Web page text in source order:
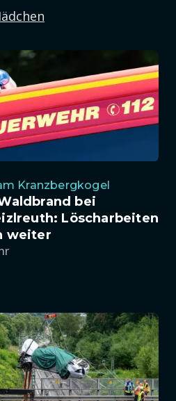
Kranzbergkogel
bei
Löscharbeiten
weiter